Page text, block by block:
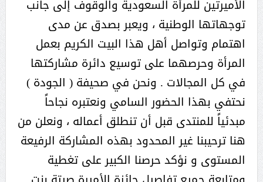
الأميرتين للمرأة السعودية والوقوف إلى جانب
توجهاتها الوطنية ، ويعبر بصدق عن مدى
اهتمام وتواصل أهل هذا البيت الكريم بعمل
المرأة وحرصهما على توسيع دائرة مشاركتها
في كل المجالات . ونحن في صحيفة ( الجودة )
نحتفي بهذا الحضور السامي ونعتبره نجاحاً
مبدئياً للمنتدى قبل أن تنطلق أعماله ، ونعلن من
هنا ترحيبنا غير المحدود بهذه المشاركة الرفيعة
المستوى و نؤكد حرصنا الكبير على تغطية